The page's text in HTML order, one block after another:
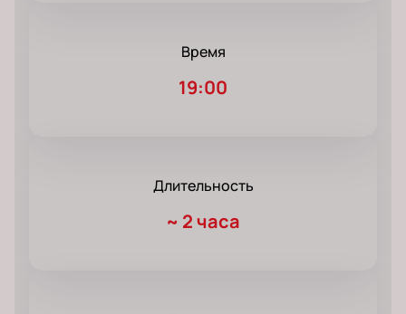
Время
19:00
Длительность
~ 2 часа